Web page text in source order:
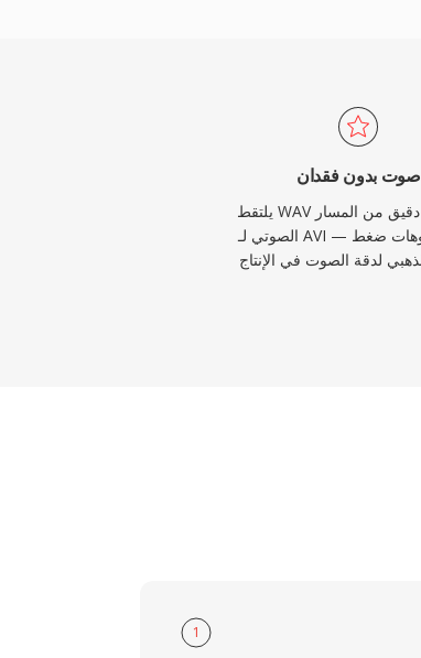
صوت بدون فقدان
يلتقط WAV كل فارق دقيق من المسار
الصوتي لـ AVI بدون تشوهات ضغط —
1